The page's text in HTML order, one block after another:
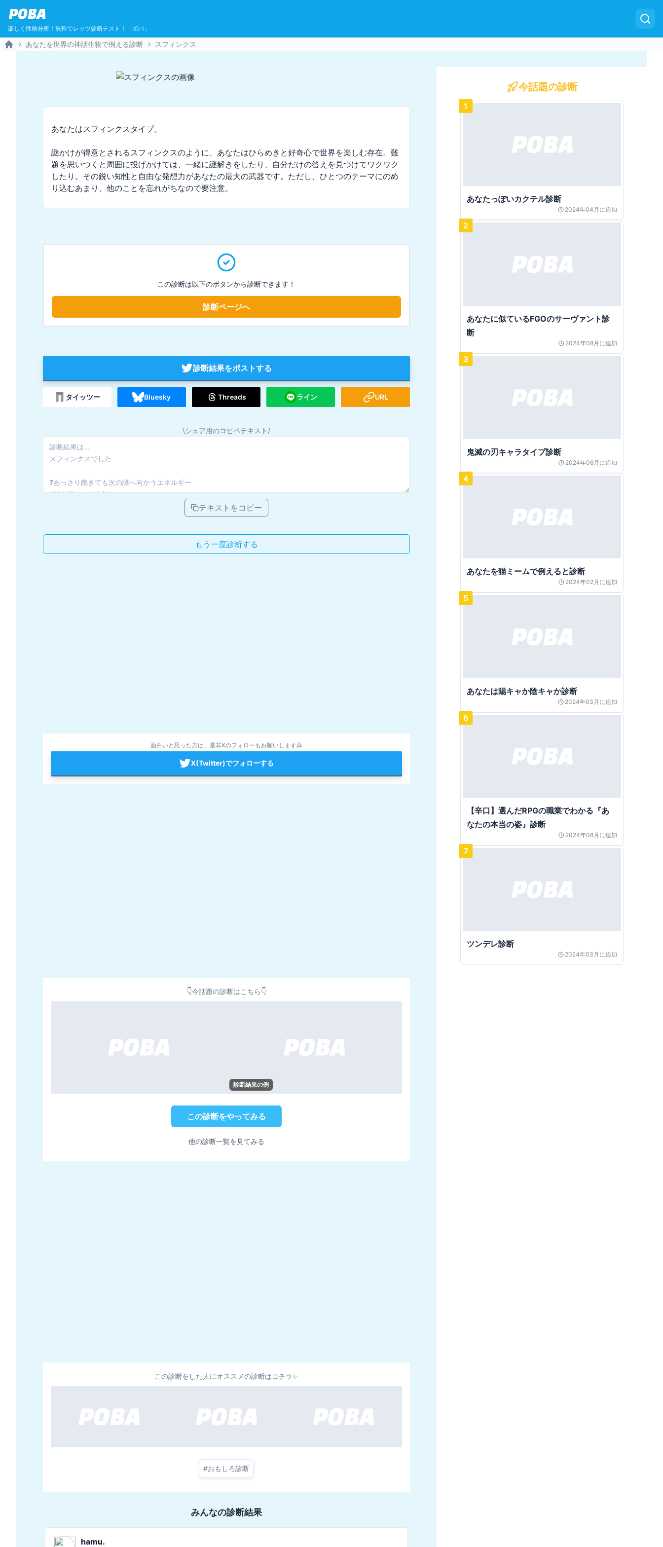
POBA
楽しく性格分析！無料でレッツ診断テスト！「ポバ」
あなたを世界の神話生物で例える診断 スフィンクス
あなたはスフィンクスタイプ。
謎かけが得意とされるスフィンクスのように、あなたはひらめきと好奇心で世界を楽しむ存在。難
題を思いつくと周囲に投げかけては、一緒に謎解きをしたり、自分だけの答えを見つけてワクワク
したり。その鋭い知性と自由な発想力があなたの最大の武器です。ただし、ひとつのテーマにのめ
り込むあまり、他のことを忘れがちなので要注意。
この診断は以下のボタンから診断できます！
診断ページへ
診断結果をポストする
タイッツー Bluesky Threads ライン URL
\シェア用のコピペテキスト/
テキストをコピー
もう一度診断する
面白いと思った方は、是非Xのフォローもお願いします🙇
X(Twitter)でフォローする
👇今話題の診断はこちら👇
診断結果の例
この診断をやってみる
他の診断一覧を見てみる
この診断をした人にオススメの診断はコチラ✨
#おもしろ診断
みんなの診断結果
たくみ💻
今話題の診断
1
あなたっぽいカクテル診断
2024年04月 に追加
2
あなたに似ているFGOのサーヴァント診
断
2024年08月 に追加
3
鬼滅の刃キャラタイプ診断
2024年06月 に追加
4
あなたを猫ミームで例えると診断
2024年02月 に追加
5
あなたは陽キャか陰キャか診断
2024年03月 に追加
6
【辛口】選んだRPGの職業でわかる『あ
なたの本当の姿』診断
2024年08月 に追加
7
ツンデレ診断
2024年03月 に追加